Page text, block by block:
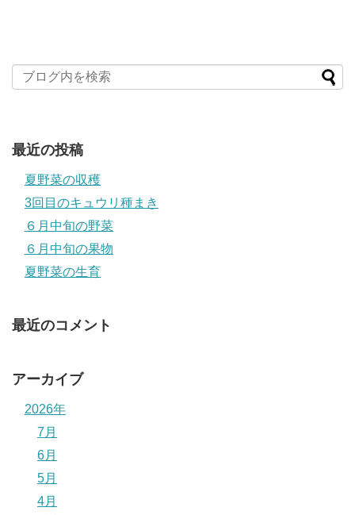
最近の投稿
夏野菜の収穫
3回目のキュウリ種まき
６月中旬の野菜
６月中旬の果物
夏野菜の生育
最近のコメント
アーカイブ
2026年
7月
6月
5月
4月